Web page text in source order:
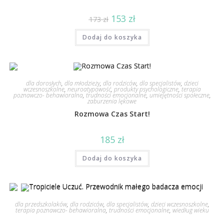
173zł 153 zł
Dodaj do koszyka
dla dorosłych, dla młodzieży, dla rodziców, dla specjalistów, dzieci
wczesnoszkolne, neuroatypowość, produkty psychologiczne,terapia
poznawczo- behawioralna, trudności emocjonalne, umiejętności społeczne,
zaburzenia lękowe
Rozmowa Czas Start!
185 zł
Dodaj do koszyka
dla przedszkolaków, dla rodziców, dla specjalistów, dzieci wczesnoszkolne,
terapia poznawczo- behawioralna, trudności emocjonalne, wiedług wieku